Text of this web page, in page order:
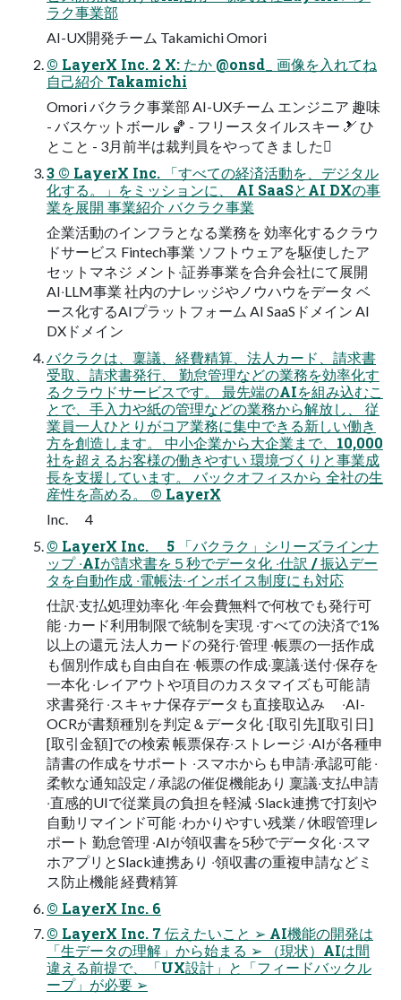
ラク事業部
AI-UX開発チーム Takamichi Omori
© LayerX Inc. 2 X: たか @onsd_ 画像を入れてね
自己紹介 Takamichi
Omori バクラク事業部 AI-UXチーム エンジニア 趣味
- バスケットボール 🏀 - フリースタイルスキー 🎿 ひ
とこと - 3月前半は裁判員をやってきました󰳌
3 © LayerX Inc. 「すべての経済活動を、デジタル
化する。」をミッションに、 AI SaaSとAI DXの事
業を展開 事業紹介 バクラク事業
企業活動のインフラとなる業務を 効率化するクラウ
ドサービス Fintech事業 ソフトウェアを駆使したア
セットマネジ メント‧証券事業を合弁会社にて展開
AI‧LLM事業 社内のナレッジやノウハウをデータ ベ
ース化するAIプラットフォーム AI SaaSドメイン AI
DXドメイン
バクラクは、稟議、経費精算、法⼈カード、請求書
受取、請求書発⾏、 勤怠管理などの業務を効率化す
るクラウドサービスです。 最先端のAIを組み込むこ
とで、⼿⼊⼒や紙の管理などの業務から解放し、 従
業員⼀⼈ひとりがコア業務に集中できる新しい働き
⽅を創造します。 中⼩企業から⼤企業まで、10,000
社を超えるお客様の働きやすい 環境づくりと事業成
⻑を⽀援しています。 バックオフィスから 全社の⽣
産性を⾼める。 © LayerX
Inc. 4
© LayerX Inc. 5 「バクラク」シリーズラインナ
ップ ‧AIが請求書を５秒でデータ化 ‧仕訳 / 振込デー
タを⾃動作成 ‧電帳法‧インボイス制度にも対応
仕訳‧⽀払処理効率化 ‧年会費無料で何枚でも発⾏可
能 ‧カード利⽤制限で統制を実現 ‧すべての決済で1%
以上の還元 法⼈カードの発⾏‧管理 ‧帳票の⼀括作成
も個別作成も⾃由⾃在 ‧帳票の作成‧稟議‧送付‧保存を
⼀本化 ‧レイアウトや項⽬のカスタマイズも可能 請
求書発⾏ ‧スキャナ保存データも直接取込み ‧AI-
OCRが書類種別を判定＆データ化 ‧[取引先][取引⽇]
[取引⾦額]での検索 帳票保存‧ストレージ ‧AIが各種申
請書の作成をサポート ‧スマホからも申請‧承認可能 ‧
柔軟な通知設定 / 承認の催促機能あり 稟議‧⽀払申請
‧直感的UIで従業員の負担を軽減 ‧Slack連携で打刻や
⾃動リマインド可能 ‧わかりやすい残業 / 休暇管理レ
ポート 勤怠管理 ‧AIが領収書を5秒でデータ化 ‧スマ
ホアプリとSlack連携あり ‧領収書の重複申請などミ
ス防⽌機能 経費精算
© LayerX Inc. 6
© LayerX Inc. 7 伝えたいこと ➢ AI機能の開発は
「⽣データの理解」から始まる ➢ （現状）AIは間
違える前提で、「UX設計」と「フィードバックル
ープ」が必要 ➢